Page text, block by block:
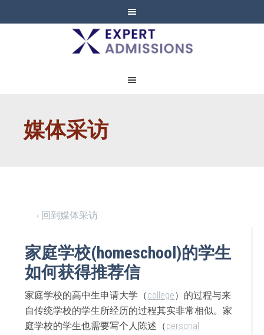
EXPERT
ADMISSIONS
媒体采访
‹ 回到媒体采访
家庭学校(homeschool)的学生
如何获得推荐信
家庭学校的高中生申请大学（college）的过程与来
自传统学校的学生所经历的过程其实非常相似。家
庭学校的学生也需要写个人陈述（personal